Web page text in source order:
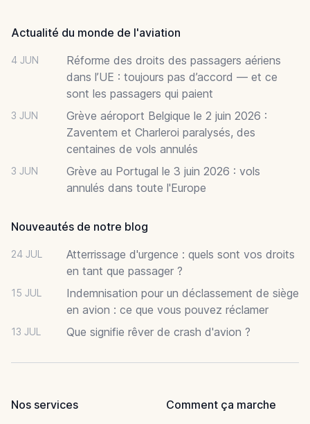
Actualité du monde de l'aviation
4 JUN
Réforme des droits des passagers aériens
dans l’UE : toujours pas d’accord — et ce
sont les passagers qui paient
3 JUN
Grève aéroport Belgique le 2 juin 2026 :
Zaventem et Charleroi paralysés, des
centaines de vols annulés
3 JUN
Grève au Portugal le 3 juin 2026 : vols
annulés dans toute l'Europe
Nouveautés de notre blog
24 JUL
Atterrissage d'urgence : quels sont vos droits
en tant que passager ?
15 JUL
Indemnisation pour un déclassement de siège
en avion : ce que vous pouvez réclamer
13 JUL Que signifie rêver de crash d'avion ?
Nos services
Comment ça marche